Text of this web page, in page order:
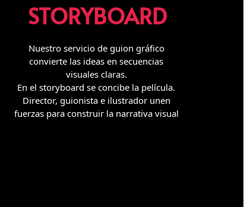
STORYBOARD
Nuestro servicio de guion gráfico
convierte las ideas en secuencias
visuales claras.
En el storyboard se concibe la película.
Director, guionista e ilustrador unen
fuerzas para construir la narrativa visual